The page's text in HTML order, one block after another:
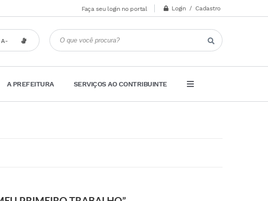
Faça seu login no portal Login / Cadastro
A-
A PREFEITURA SERVIÇOS AO CONTRIBUINTE